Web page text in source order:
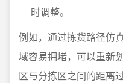
时调整。
例如，通过拣货路径仿
域容易拥堵，可以重新
区与分拣区之间的距离